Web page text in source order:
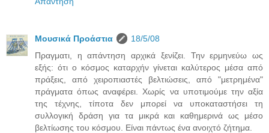
Μουσικά Προάστια
18/5/08
Πραγματι, η απάντηση αρχικά ξενίζει. Την ερμηνεύω ως
εξής: ότι ο κόσμος καταρχήν γίνεται καλύτερος μέσα από
πράξεις, από χειροπιαστές βελτιώσεις, από "μετρημένα"
πράγματα όπως αναφέρει. Χωρίς να υποτιμούμε την αξία
της τέχνης, τίποτα δεν μπορεί να υποκαταστήσει τη
συλλογική δράση για τα μικρά και καθημερινά ως μέσο
βελτίωσης του κόσμου. Είναι πάντως ένα ανοιχτό ζήτημα.